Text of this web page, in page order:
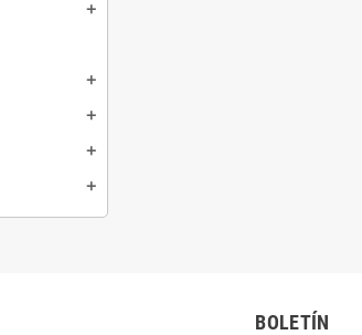
add
add
add
add
add
BOLETÍN